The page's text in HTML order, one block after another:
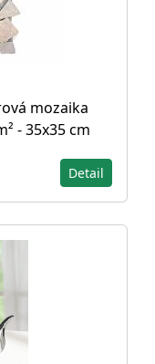
mozaika
- 35x35 cm
Detail